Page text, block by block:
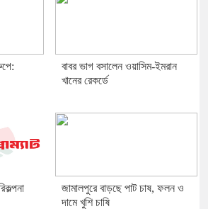
বাবর ভাগ বসালেন ওয়াসিম-ইমরান
খানের রেকর্ডে
জামালপুরে বাড়ছে পাট চাষ, ফলন ও
দামে খুশি চাষি